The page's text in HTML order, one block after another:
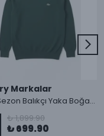
Markalar
Yeni Sezon Balıkçı Yaka Boğazlı Kazak
₺ 1,899.90
₺ 699.90